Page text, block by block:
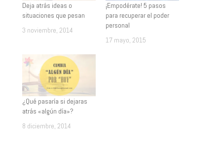
Deja atrás ideas o
situaciones que pesan
3 noviembre, 2014
¡Empodérate! 5 pasos
para recuperar el poder
personal
17 mayo, 2015
¿Qué pasaría si dejaras
atrás «algún día»?
8 diciembre, 2014